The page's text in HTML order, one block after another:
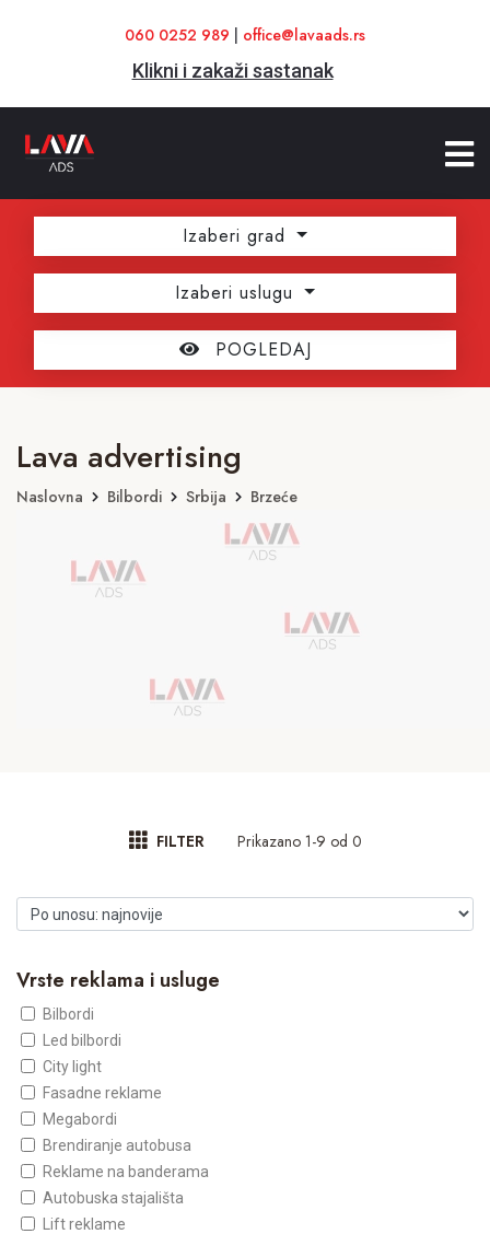
060 0252 989 office@lavaads.rs
Klikni i zakaži sastanak
Izaberi grad
Izaberi uslugu
POGLEDAJ
Lava advertising
Naslovna Bilbordi Srbija Brzeće
FILTER Prikazano 1-9 od 0
Vrste reklama i usluge
Bilbordi
Led bilbordi
City light
Fasadne reklame
Megabordi
Brendiranje autobusa
Reklame na banderama
Autobuska stajališta
Lift reklame